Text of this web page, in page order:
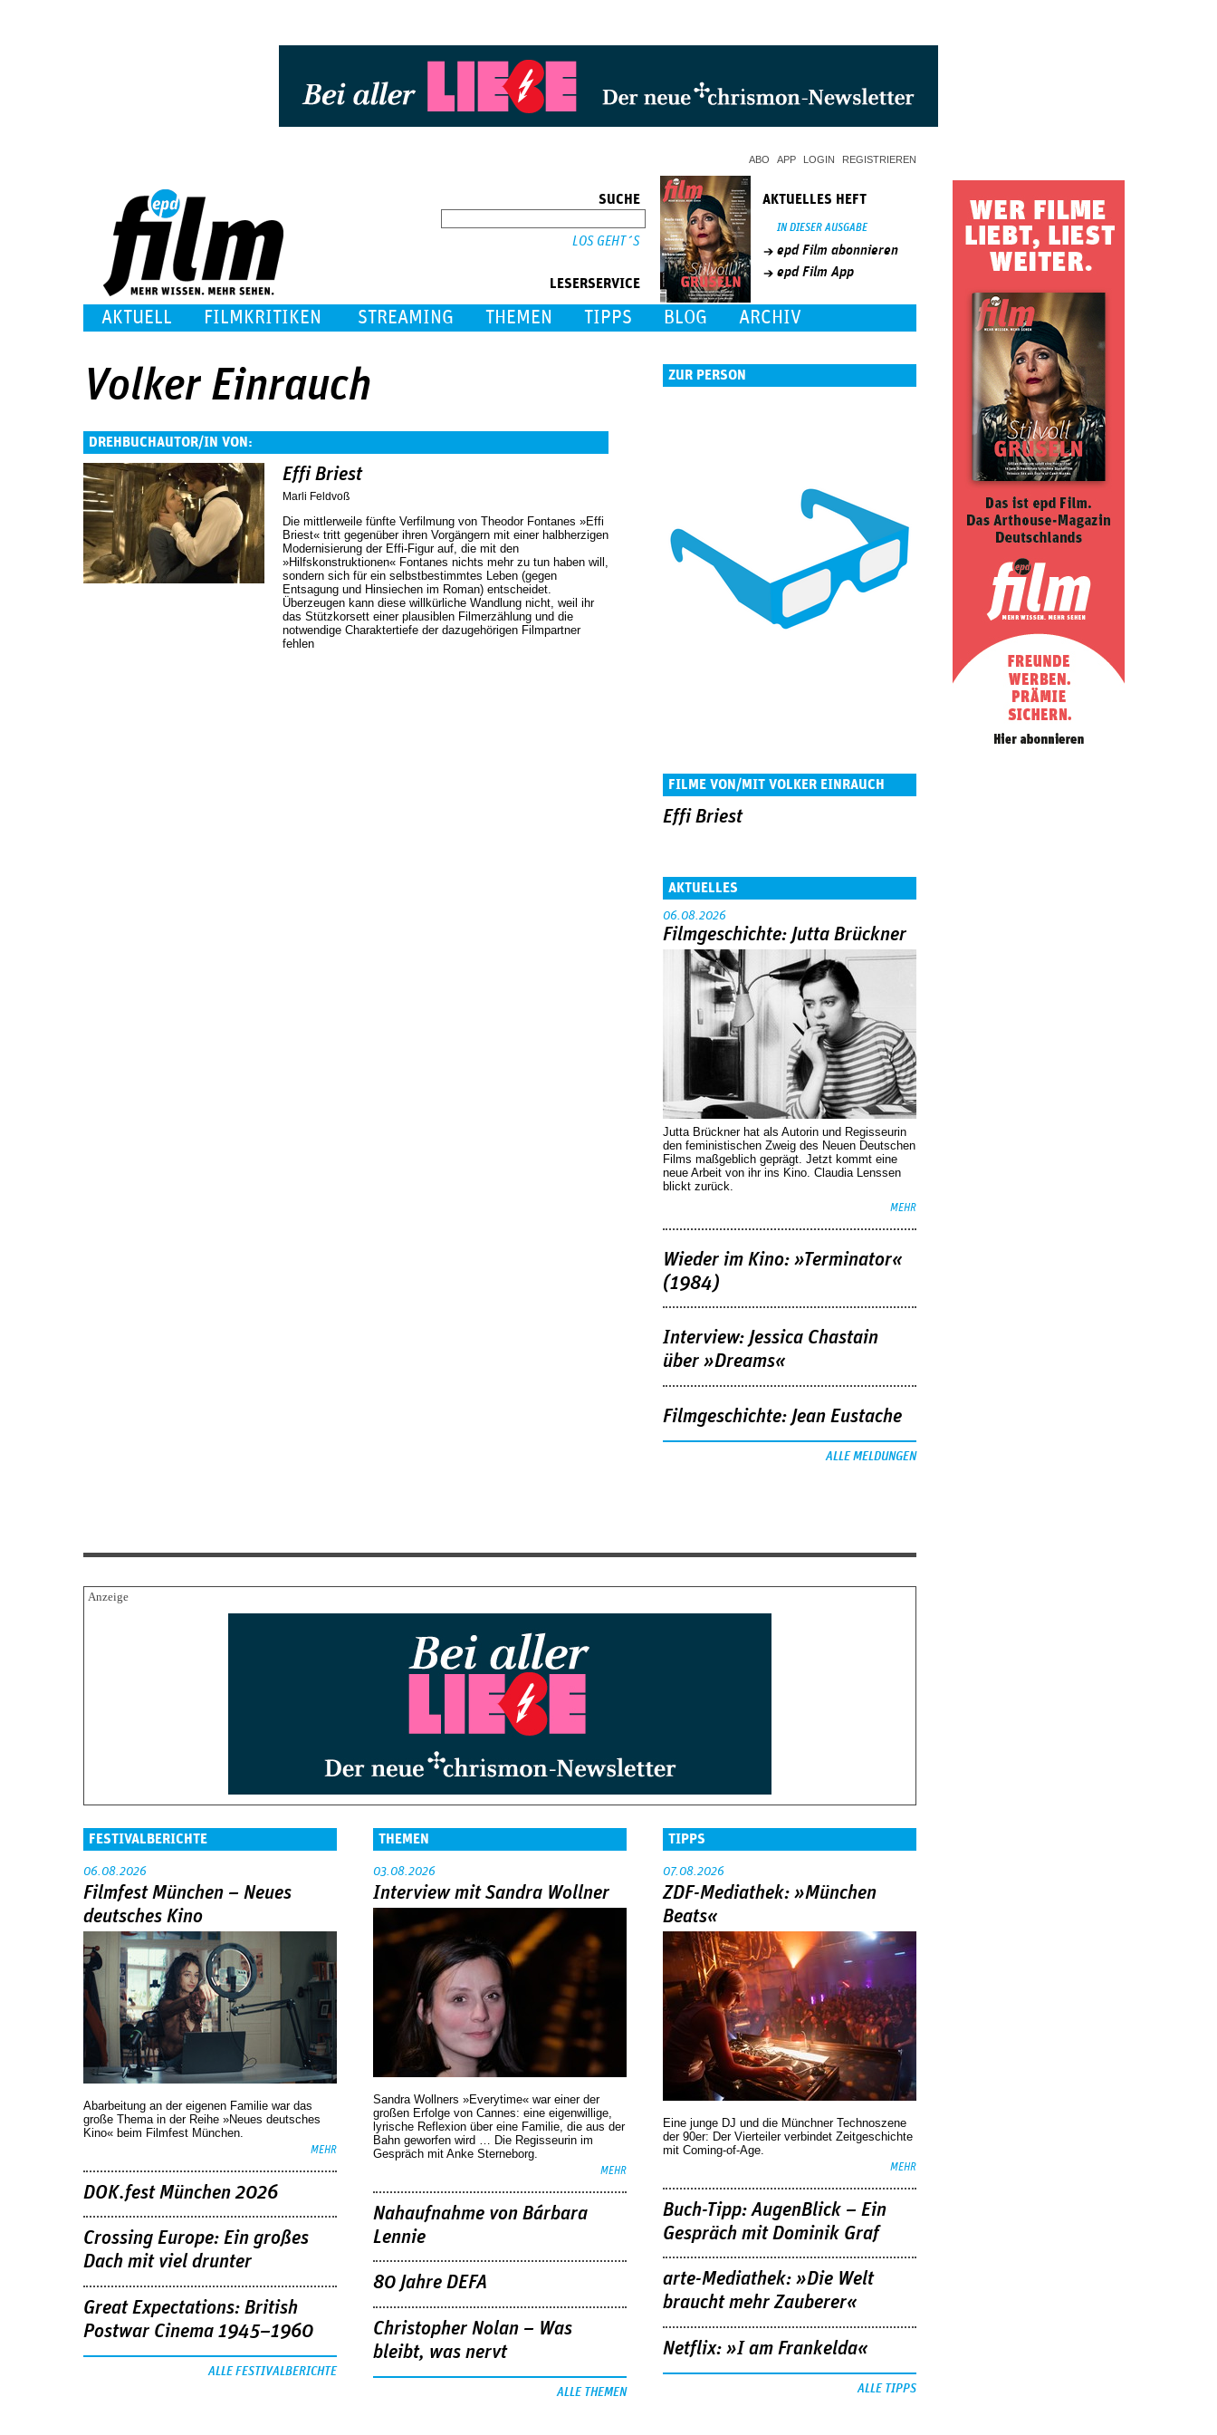
ABO APP LOGIN REGISTRIEREN
SUCHE
LESERSERVICE
AKTUELLES HEFT
IN DIESER AUSGABE
epd Film abonnieren
epd Film App
AKTUELL FILMKRITIKEN STREAMING THEMEN TIPPS BLOG ARCHIV
Volker Einrauch
DREHBUCHAUTOR/IN VON:
Effi Briest
Marli Feldvoß
Die mittlerweile fünfte Verfilmung von Theodor Fontanes »Effi
Briest« tritt gegenüber ihren Vorgängern mit einer halbherzigen
Modernisierung der Effi-Figur auf, die mit den
»Hilfskonstruktionen« Fontanes nichts mehr zu tun haben will,
sondern sich für ein selbstbestimmtes Leben (gegen
Entsagung und Hinsiechen im Roman) entscheidet.
Überzeugen kann diese willkürliche Wandlung nicht, weil ihr
das Stützkorsett einer plausiblen Filmerzählung und die
notwendige Charaktertiefe der dazugehörigen Filmpartner
fehlen
ZUR PERSON
FILME VON/MIT VOLKER EINRAUCH
Effi Briest
AKTUELLES
06.08.2026
Filmgeschichte: Jutta Brückner
Jutta Brückner hat als Autorin und Regisseurin
den feministischen Zweig des Neuen Deutschen
Films maßgeblich geprägt. Jetzt kommt eine
neue Arbeit von ihr ins Kino. Claudia Lenssen
blickt zurück.
MEHR
Wieder im Kino: »Terminator«
(1984)
Interview: Jessica Chastain
über »Dreams«
Filmgeschichte: Jean Eustache
ALLE MELDUNGEN
FESTIVALBERICHTE
06.08.2026
Filmfest München – Neues
deutsches Kino
Abarbeitung an der eigenen Familie war das
große Thema in der Reihe »Neues deutsches
Kino« beim Filmfest München.
MEHR
DOK.fest München 2026
Crossing Europe: Ein großes
Dach mit viel drunter
Great Expectations: British
Postwar Cinema 1945–1960
ALLE FESTIVALBERICHTE
THEMEN
03.08.2026
Interview mit Sandra Wollner
Sandra Wollners »Everytime« war einer der
großen Erfolge von Cannes: eine eigenwillige,
lyrische Reflexion über eine ­Familie, die aus der
Bahn geworfen wird … Die Regisseurin im
Gespräch mit Anke Sterneborg.
MEHR
Nahaufnahme von Bárbara
Lennie
80 Jahre DEFA
Christopher Nolan – Was
bleibt, was nervt
ALLE THEMEN
TIPPS
07.08.2026
ZDF-Mediathek: »München
Beats«
Eine junge DJ und die Münchner Technoszene
der 90er: Der Vierteiler verbindet Zeitgeschichte
mit Coming-of-Age.
MEHR
Buch-Tipp: AugenBlick – Ein
Gespräch mit Dominik Graf
arte-Mediathek: »Die Welt
braucht mehr Zauberer«
Netflix: »I am Frankelda«
ALLE TIPPS